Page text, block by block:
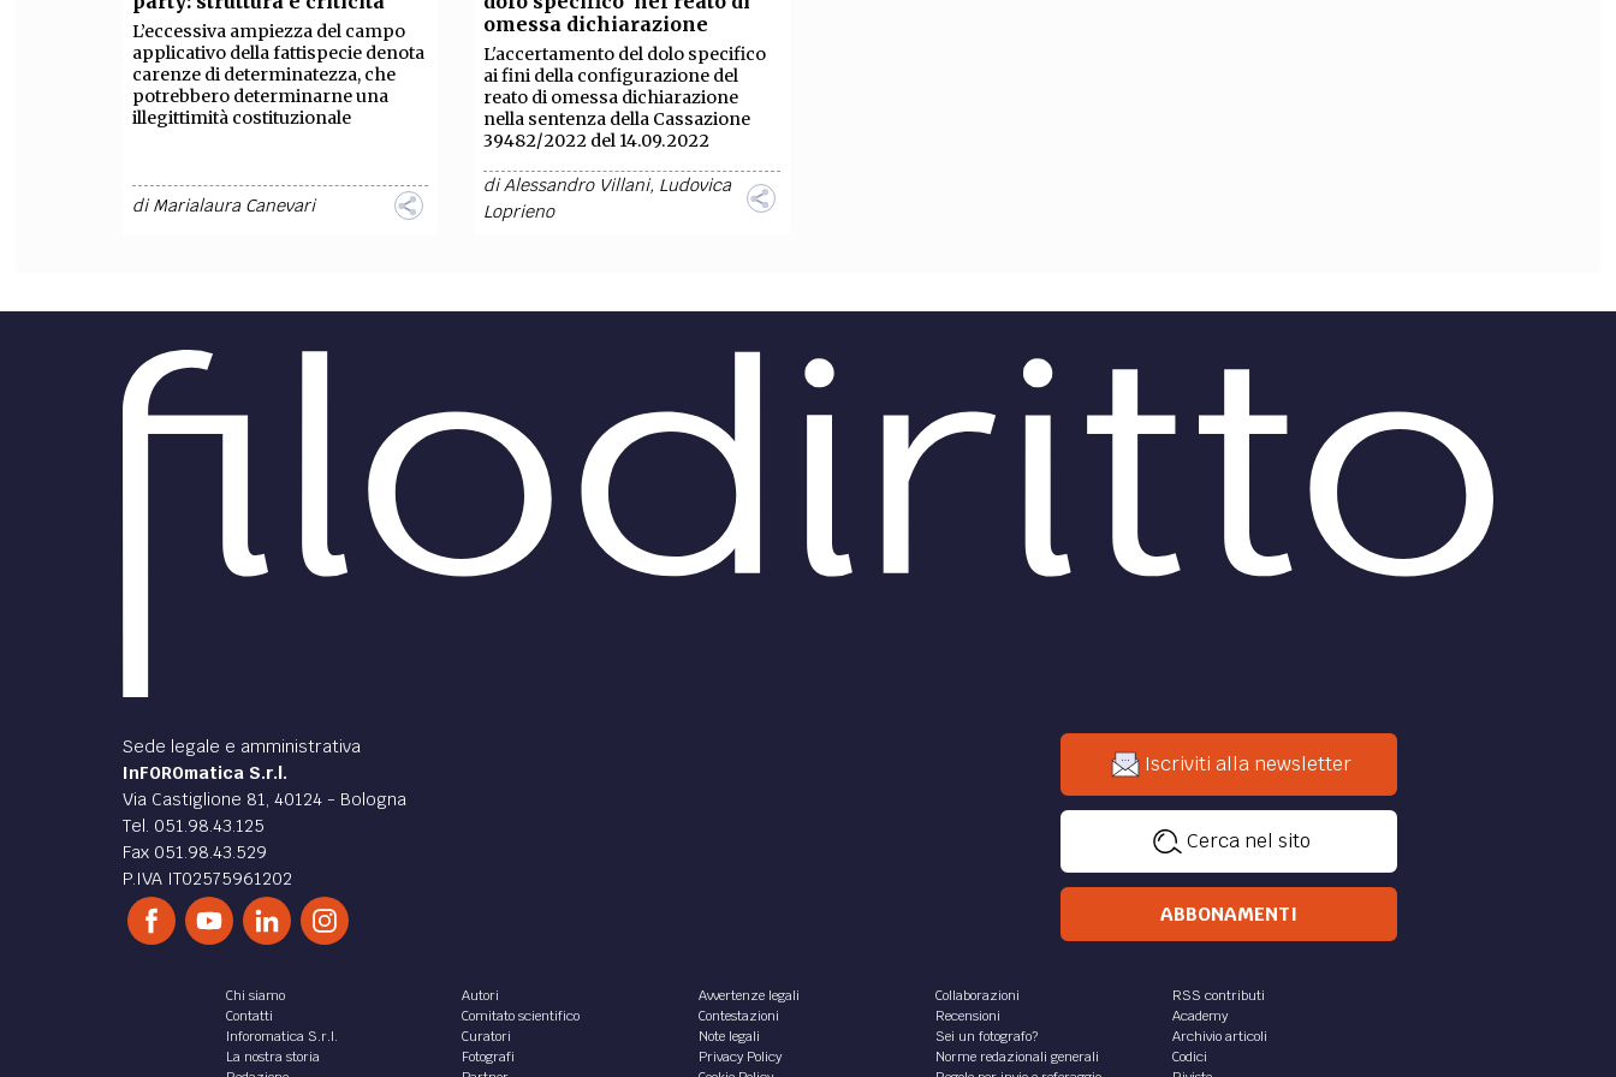
FILODIRITTO REDAZIONE COMITATO SCIENTIFICO AUTORI
RUBRICHE
L’eccessiva ampiezza del campo
applicativo della fattispecie denota
carenze di determinatezza, che
potrebbero determinarne una
illegittimità costituzionale
diMarialaura Canevari
omessa dichiarazione
L'accertamento del dolo specifico
ai fini della configurazione del
reato di omessa dichiarazione
nella sentenza della Cassazione
39482/2022 del 14.09.2022
diAlessandro Villani, Ludovica
Loprieno
Sede legale e amministrativa
InFOROmatica S.r.l.
Via Castiglione 81, 40124 - Bologna
Tel. 051.98.43.125
Fax 051.98.43.529
P.IVA IT02575961202
Iscriviti alla newsletter
Cerca nel sito
ABBONAMENTI
Chi siamo
Contatti
Inforomatica S.r.l.
La nostra storia
Autori
Comitato scientifico
Curatori
Fotografi
Avvertenze legali
Contestazioni
Note legali
Privacy Policy
Collaborazioni
Recensioni
Sei un fotografo?
Norme redazionali generali
RSS contributi
Academy
Archivio articoli
Codici